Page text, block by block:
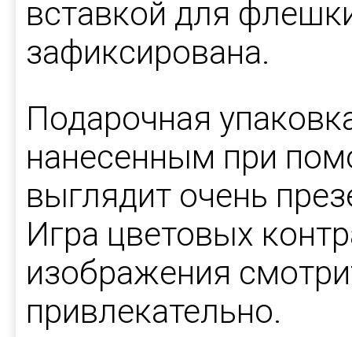
вставкой для
зафиксирована.
Подарочная
нанесенным при
выглядит очень
Игра цветовых
изображения
привлекательно.